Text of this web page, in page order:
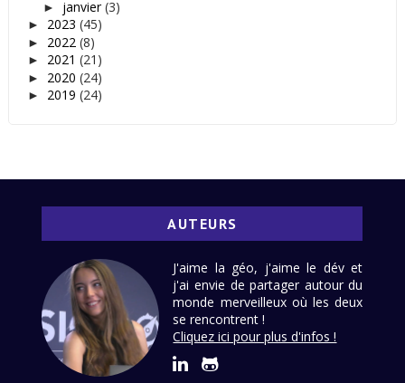
► janvier(3)
► 2023 (45)
► 2022 (8)
► 2021 (21)
► 2020 (24)
► 2019 (24)
AUTEURS
J'aime la géo, j'aime le dév et
j'ai envie de partager autour du
monde merveilleux où les deux
se rencontrent !
Cliquez ici pour plus d'infos !